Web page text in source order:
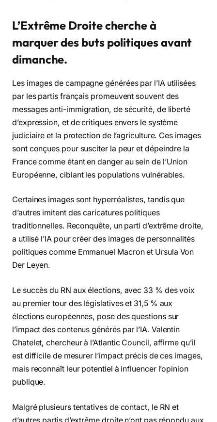
L’Extrême Droite cherche à
marquer des buts politiques avant
dimanche.
Les images de campagne générées par l’IA utilisées
par les partis français promeuvent souvent des
messages anti-immigration, de sécurité, de liberté
d’expression, et de critiques envers le système
judiciaire et la protection de l’agriculture. Ces images
sont conçues pour susciter la peur et dépeindre la
France comme étant en danger au sein de l’Union
Européenne, ciblant les populations vulnérables.
Certaines images sont hyperréalistes, tandis que
d’autres imitent des caricatures politiques
traditionnelles. Reconquête, un parti d’extrême droite,
a utilisé l’IA pour créer des images de personnalités
politiques comme Emmanuel Macron et Ursula Von
Der Leyen.
Le succès du RN aux élections, avec 33 % des voix
au premier tour des législatives et 31,5 % aux
élections européennes, pose des questions sur
l’impact des contenus générés par l’IA. Valentin
Chatelet, chercheur à l’Atlantic Council, affirme qu’il
est difficile de mesurer l’impact précis de ces images,
mais reconnaît leur potentiel à influencer l’opinion
publique.
Malgré plusieurs tentatives de contact, le RN et
d’autres partis d’extrême droite n’ont pas répondu aux